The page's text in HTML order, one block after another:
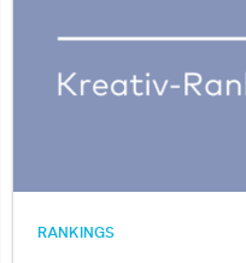
RANKINGS